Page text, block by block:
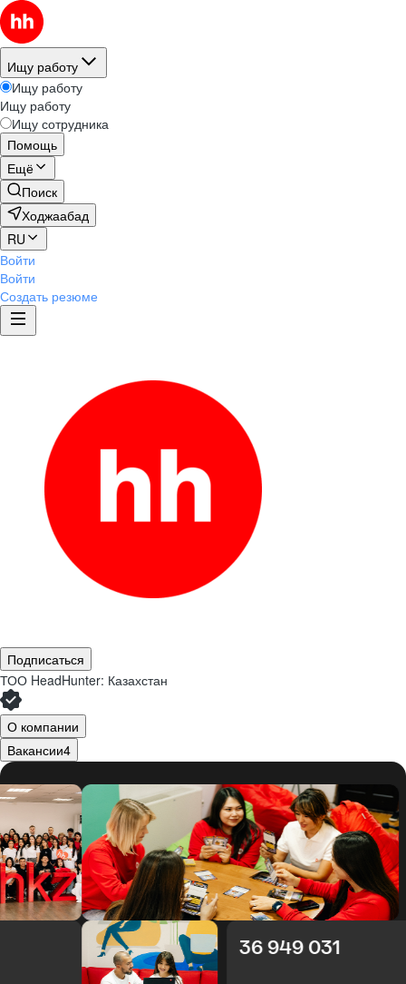
Ищу работу
Ищу работу
Ищу работу
Ищу сотрудника
Помощь
Ещё
Поиск
Ходжаабад
RU
Войти
Войти
Создать резюме
Подписаться
ТОО HeadHunter: Казахстан
О компании
Вакансии4
36 949 031